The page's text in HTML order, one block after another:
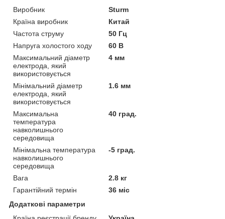
Виробник
Sturm
Країна виробник
Китай
Частота струму
50 Гц
Напруга холостого ходу
60 В
Максимальний діаметр
електрода, який
використовується
4 мм
Мінімальний діаметр
електрода, який
використовується
1.6 мм
Максимальна
температура
навколишнього
середовища
40 град.
Мінімальна температура
навколишнього
середовища
-5 град.
Вага
2.8 кг
Гарантійний термін
36 міс
Додаткові параметри